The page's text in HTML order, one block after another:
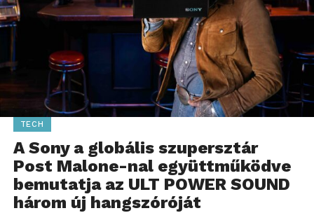
TECH
A Sony a globális szupersztár
Post Malone-nal együttműködve
bemutatja az ULT POWER SOUND
három új hangszóróját